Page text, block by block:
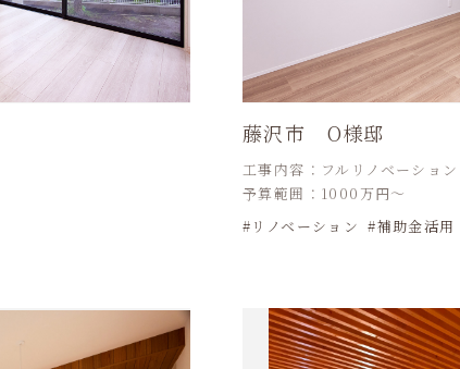
藤沢市 O様邸
工事内容：フルリノベーション
予算範囲：1000万円～
リノベーション
補助金活用